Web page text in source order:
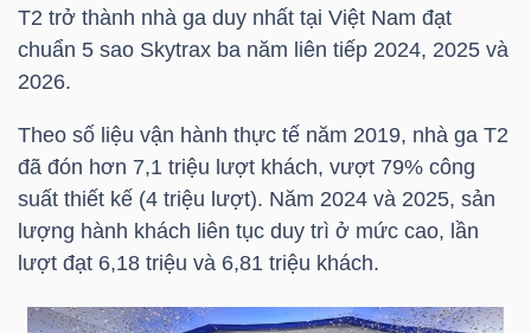
T2 trở thành nhà ga duy nhất tại Việt Nam đạt
chuẩn 5 sao Skytrax ba năm liên tiếp 2024, 2025 và
2026.
Theo số liệu vận hành thực tế năm 2019, nhà ga T2
đã đón hơn 7,1 triệu lượt khách, vượt 79% công
suất thiết kế (4 triệu lượt). Năm 2024 và 2025, sản
lượng hành khách liên tục duy trì ở mức cao, lần
lượt đạt 6,18 triệu và 6,81 triệu khách.
HÀNG
KINH
TẾ
THẾ